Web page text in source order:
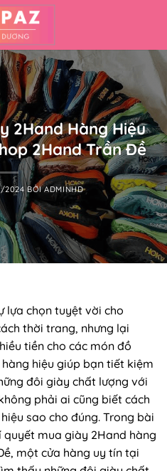
2Hand Hàng Hiệu
2Hand Trần Đề
2024 BỞIADMINHD
lựa chọn tuyệt vời cho
thời trang, nhưng lại
tiền cho các món đồ
hiệu giúp bạn tiết kiệm
đôi giày chất lượng với
phải ai cũng biết cách
sao cho đúng. Trong bài
quyết mua giày 2Hand hàng
một cửa hàng uy tín tại